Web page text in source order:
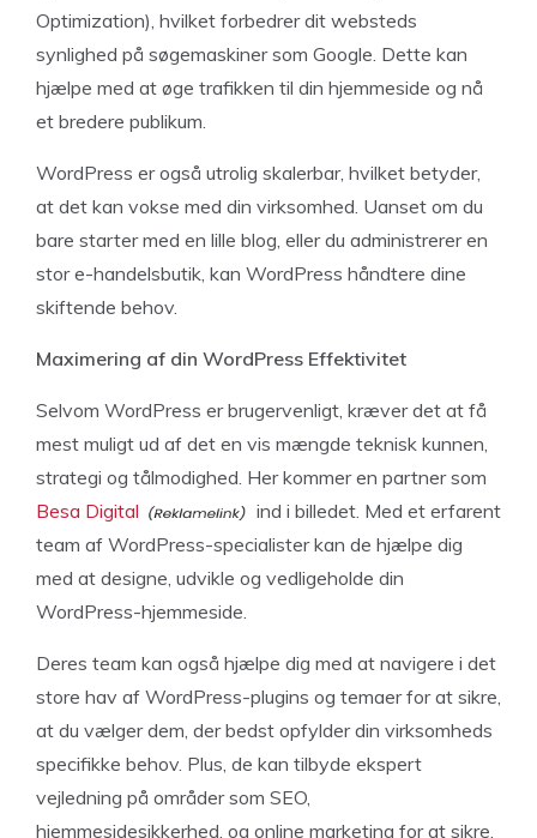
Optimization), hvilket forbedrer dit websteds
synlighed på søgemaskiner som Google. Dette kan
hjælpe med at øge trafikken til din hjemmeside og nå
et bredere publikum.
WordPress er også utrolig skalerbar, hvilket betyder,
at det kan vokse med din virksomhed. Uanset om du
bare starter med en lille blog, eller du administrerer en
stor e-handelsbutik, kan WordPress håndtere dine
skiftende behov.
Maximering af din WordPress Effektivitet
Selvom WordPress er brugervenligt, kræver det at få
mest muligt ud af det en vis mængde teknisk kunnen,
strategi og tålmodighed. Her kommer en partner som
Besa Digital
ind i billedet. Med et erfarent
team af WordPress-specialister kan de hjælpe dig
med at designe, udvikle og vedligeholde din
WordPress-hjemmeside.
Deres team kan også hjælpe dig med at navigere i det
store hav af WordPress-plugins og temaer for at sikre,
at du vælger dem, der bedst opfylder din virksomheds
specifikke behov. Plus, de kan tilbyde ekspert
vejledning på områder som SEO,
hjemmesidesikkerhed, og online marketing for at sikre,